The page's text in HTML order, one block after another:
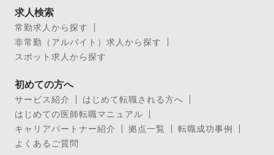
求人検索
常勤求人から探す
非常勤（アルバイト）求人から探す
スポット求人から探す
初めての方へ
サービス紹介
はじめて転職される方へ
はじめての医師転職マニュアル
キャリアパートナー紹介
拠点一覧
転職成功事例
よくあるご質問